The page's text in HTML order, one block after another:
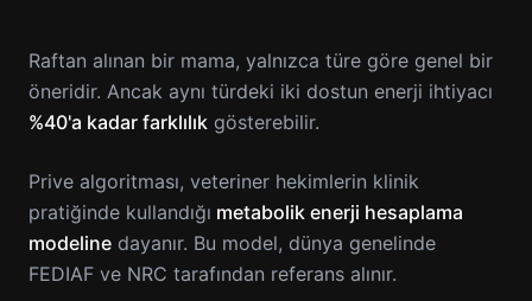
Raftan alınan bir mama, yalnızca türe göre genel bir
öneridir. Ancak aynı türdeki iki dostun enerji ihtiyacı
%40'a kadar farklılık gösterebilir.
Prive algoritması, veteriner hekimlerin klinik
pratiğinde kullandığı metabolik enerji hesaplama
modeline dayanır. Bu model, dünya genelinde
FEDIAF ve NRC tarafından referans alınır.